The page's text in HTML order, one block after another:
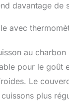
davantage de
avec
au
pour le goût
Le
plus